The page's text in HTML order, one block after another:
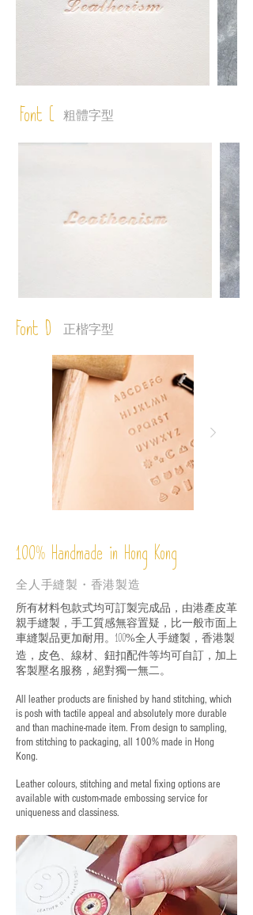
Font C 粗體字型
Font D 正楷字型
100% Handmade in Hong Kong
全人手縫製・香港製造
所有材料包款式均可訂製完成品，由港產皮革
親手縫製，手工質感無容置疑，比一般市面上
車縫製品更加耐用。 100%全人手縫製，香港製
造，皮色、線材、鈕扣配件等均可自訂，加上
客製壓名服務，絕對獨一無二。
All leather products are finished by hand stitching, which
is posh with tactile appeal and absolutely more durable
and than machine-made item. From design to sampling,
from stitching to packaging, all 100% made in Hong
Kong.
Leather colours, stitching and metal fixing options are
available with custom-made embossing service for
uniqueness and classiness.